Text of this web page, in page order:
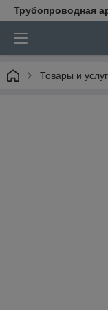
Трубопроводная
Товары и